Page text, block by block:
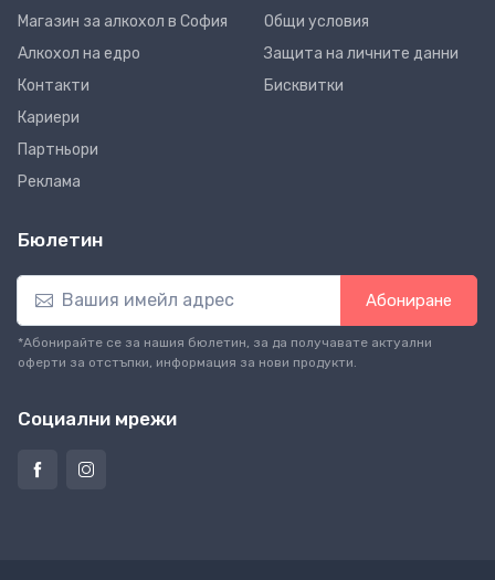
Магазин за алкохол в София
Алкохол на едро
Контакти
Кариери
Партньори
Реклама
Общи условия
Защита на личните данни
Бисквитки
Бюлетин
Абониране
*Абонирайте се за нашия бюлетин, за да получавате актуални
оферти за отстъпки, информация за нови продукти.
Социални мрежи